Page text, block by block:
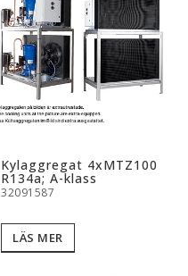
Kylaggregat 4xMTZ100
R134a; A-klass
32091587
LÄS MER